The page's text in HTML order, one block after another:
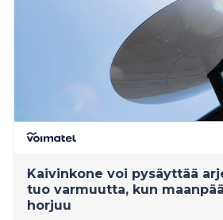
Kaivinkone voi pysäyttää
tuo varmuutta, kun
horjuu